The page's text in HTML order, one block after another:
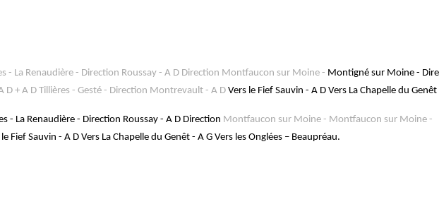
- La Renaudière - Direction Roussay - A D Direction Montfaucon sur Moine - Montigné sur Moine -
D + A D Tillières - Gesté - Direction Montrevault - A D Vers le Fief Sauvin - A D Vers La Chapelle du
- La Renaudière - Direction Roussay - A D Direction Montfaucon sur Moine - Montfaucon sur Moine -
Sauvin - A D Vers La Chapelle du Genêt - A G Vers les Onglées – Beaupréau.